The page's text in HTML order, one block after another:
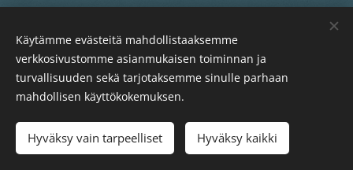
Evästeet
Käytämme evästeitä mahdollistaaksemme
verkkosivustomme asianmukaisen toiminnan ja
turvallisuuden sekä tarjotaksemme sinulle parhaan
mahdollisen käyttökokemuksen.
Hyväksy vain tarpeelliset Hyväksy kaikki